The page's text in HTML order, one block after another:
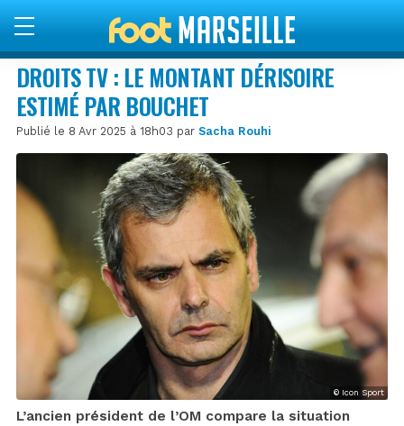
DROITS TV : LE MONTANT DÉRISOIRE
ESTIMÉ PAR BOUCHET
Publié le 8 Avr 2025 à 18h03 par Sacha Rouhi
© Icon Sport
L’ancien président de l’OM compare la situation